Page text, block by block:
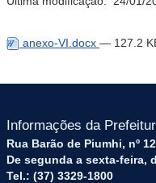
anexo-VI.docx — 127.2
Informações da
Rua Barão de Piumhi, nº
De segunda a sexta-feira,
Tel.: (37) 3329-1800